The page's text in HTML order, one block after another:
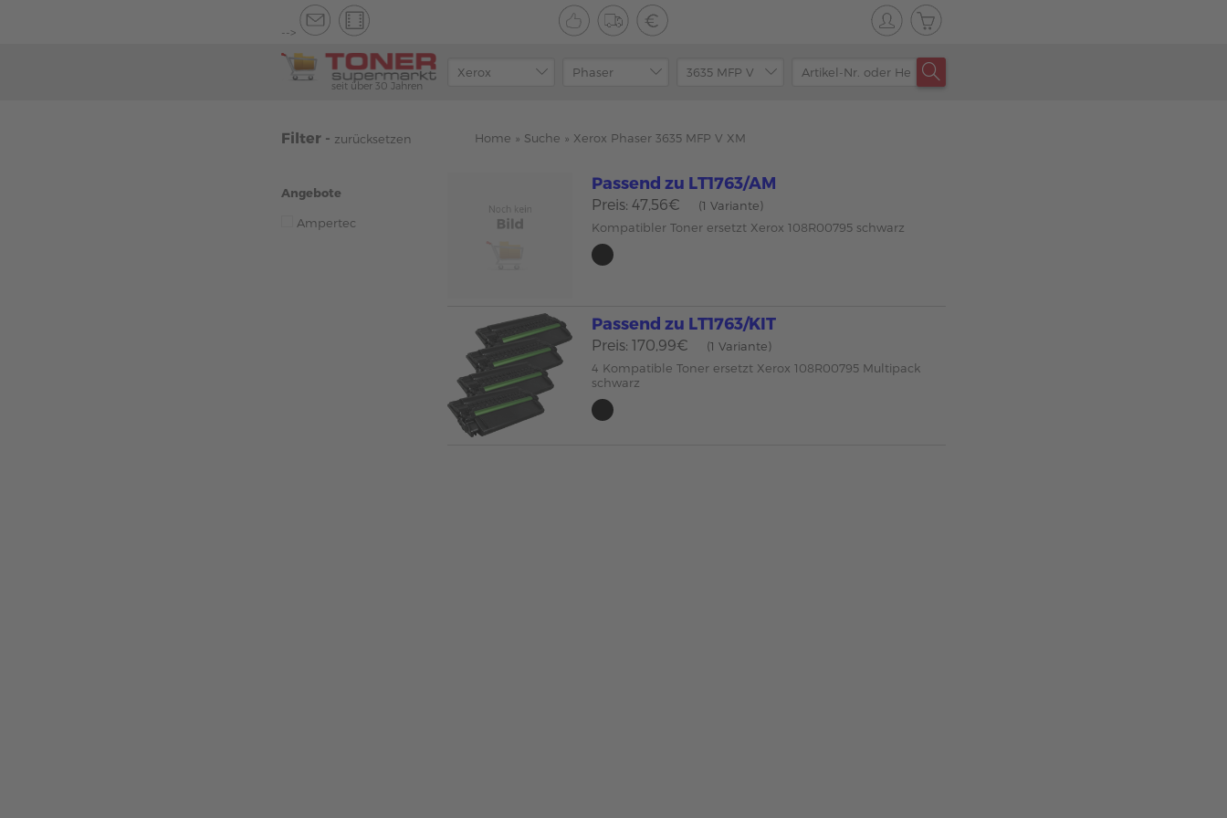
-->
seit über 30 Jahren
Filter - zurücksetzen
Angebote
Ampertec
Home » Suche » Xerox Phaser 3635 MFP V XM
Passend zu LT1763/AM
Preis: 47,56€
(1 Variante)
Kompatibler Toner ersetzt Xerox 108R00795 schwarz
Passend zu LT1763/KIT
Preis: 170,99€
(1 Variante)
4 Kompatible Toner ersetzt Xerox 108R00795 Multipack
schwarz